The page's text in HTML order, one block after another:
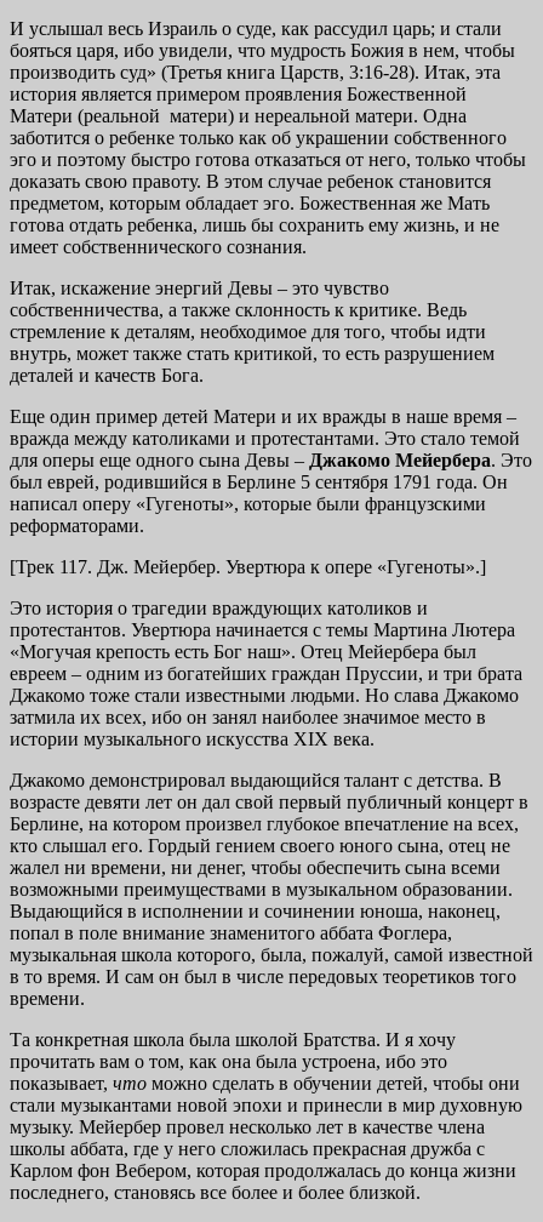
И услышал весь Израиль о суде, как рассудил царь; и стали
бояться царя, ибо увидели, что мудрость Божия в нем, чтобы
производить суд» (Третья книга Царств, 3:16-28). Итак, эта
история является примером проявления Божественной
Матери (реальной матери) и нереальной матери. Одна
заботится о ребенке только как об украшении собственного
эго и поэтому быстро готова отказаться от него, только чтобы
доказать свою правоту. В этом случае ребенок становится
предметом, которым обладает эго. Божественная же Мать
готова отдать ребенка, лишь бы сохранить ему жизнь, и не
имеет собственнического сознания.
Итак, искажение энергий Девы – это чувство
собственничества, а также склонность к критике. Ведь
стремление к деталям, необходимое для того, чтобы идти
внутрь, может также стать критикой, то есть разрушением
деталей и качеств Бога.
Еще один пример детей Матери и их вражды в наше время –
вражда между католиками и протестантами. Это стало темой
для оперы еще одного сына Девы – Джакомо Мейербера. Это
был еврей, родившийся в Берлине 5 сентября 1791 года. Он
написал оперу «Гугеноты», которые были французскими
реформаторами.
[Трек 117. Дж. Мейербер. Увертюра к опере «Гугеноты».]
Это история о трагедии враждующих католиков и
протестантов. Увертюра начинается с темы Мартина Лютера
«Могучая крепость есть Бог наш». Отец Мейербера был
евреем – одним из богатейших граждан Пруссии, и три брата
Джакомо тоже стали известными людьми. Но слава Джакомо
затмила их всех, ибо он занял наиболее значимое место в
истории музыкального искусства XIX века.
Джакомо демонстрировал выдающийся талант с детства. В
возрасте девяти лет он дал свой первый публичный концерт в
Берлине, на котором произвел глубокое впечатление на всех,
кто слышал его. Гордый гением своего юного сына, отец не
жалел ни времени, ни денег, чтобы обеспечить сына всеми
возможными преимуществами в музыкальном образовании.
Выдающийся в исполнении и сочинении юноша, наконец,
попал в поле внимание знаменитого аббата Фоглера,
музыкальная школа которого, была, пожалуй, самой известной
в то время. И сам он был в числе передовых теоретиков того
времени.
Та конкретная школа была школой Братства. И я хочу
прочитать вам о том, как она была устроена, ибо это
показывает, что можно сделать в обучении детей, чтобы они
стали музыкантами новой эпохи и принесли в мир духовную
музыку. Мейербер провел несколько лет в качестве члена
школы аббата, где у него сложилась прекрасная дружба с
Карлом фон Вебером, которая продолжалась до конца жизни
последнего, становясь все более и более близкой.